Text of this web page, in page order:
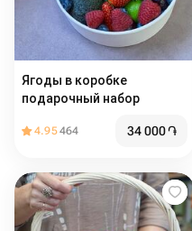
Ягоды в коробке
подарочный набор
4.95464 34 000֏